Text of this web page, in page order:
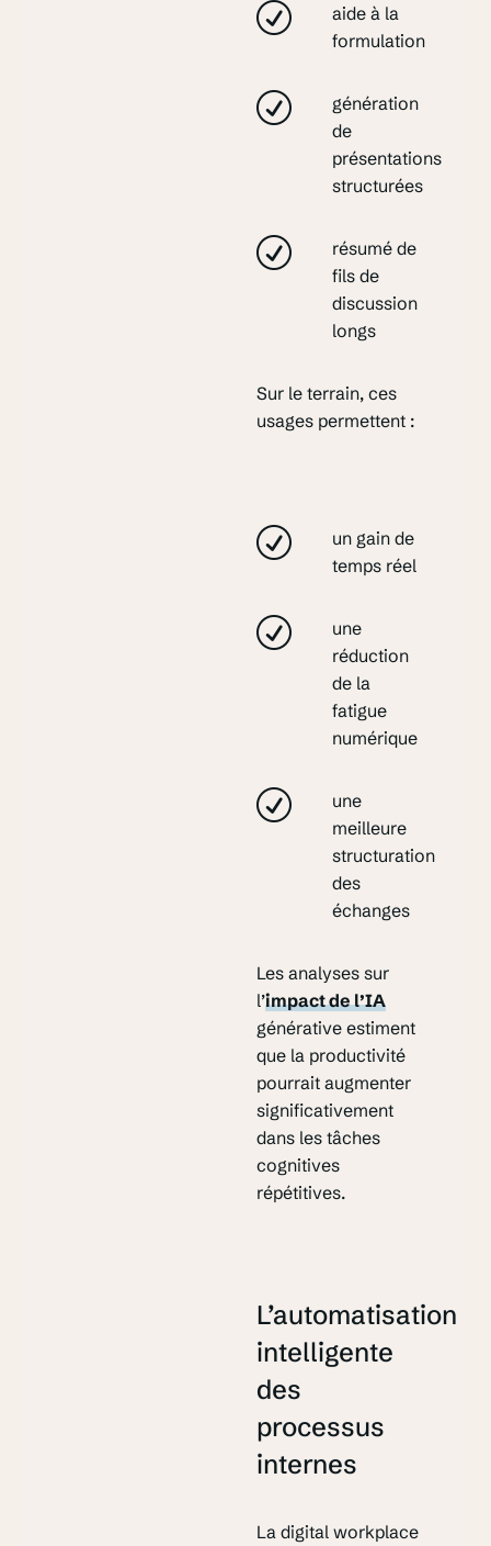
aide à la
formulation
génération
de
présentations
structurées
résumé de
fils de
discussion
longs
Sur le terrain, ces
usages permettent :
un gain de
temps réel
une
réduction
de la
fatigue
numérique
une
meilleure
structuration
des
échanges
Les analyses sur
l’impact de l’IA
générative estiment
que la productivité
pourrait augmenter
significativement
dans les tâches
cognitives
répétitives.
L’automatisation
intelligente
des
processus
internes
La digital workplace